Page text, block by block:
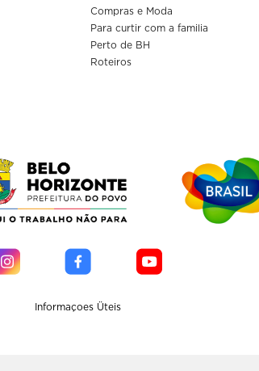
Compras e Moda
Para curtir com a familia
Perto de BH
Roteiros
Informaçoes Üteis